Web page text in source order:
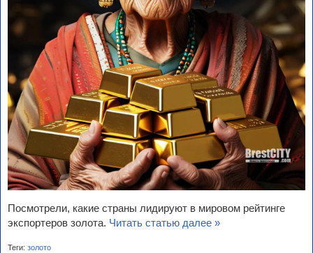
Посмотрели, какие страны лидируют в мировом рейтинге
экспортеров золота. Читать статью далее »
Теги: золото